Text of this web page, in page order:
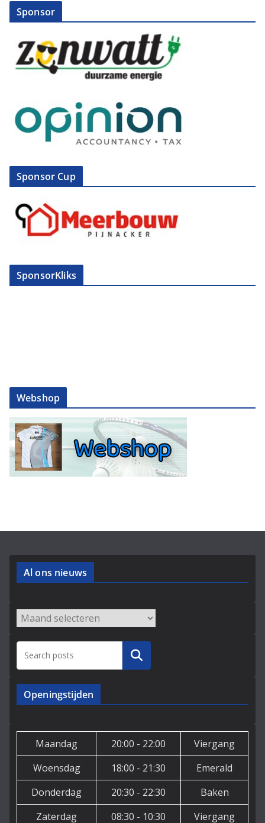
Sponsor
Sponsor Cup
SponsorKliks
Webshop
Al ons nieuws
Archieven
Zoeken
Openingstijden
Maandag 20:00 - 22:00
Viergang
Woensdag
18:00 - 21:30
Emerald
Donderdag
20:30 - 22:30
Baken
Zaterdag
08:30 - 10:30 Viergang